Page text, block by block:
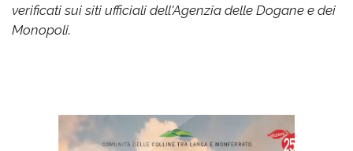
verificati sui siti ufficiali dell'Agenzia delle Dogane e dei
Monopoli.